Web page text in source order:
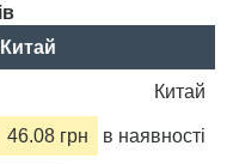
Китай
46.08 грн в наявності